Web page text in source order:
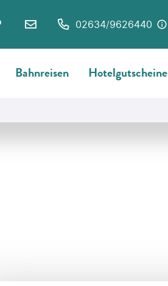
02634/9626440
Bahnreisen Hotelgutscheine